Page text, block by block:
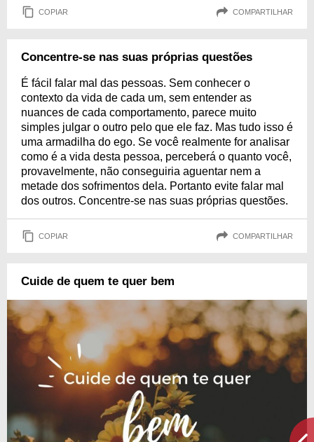
COPIAR COMPARTILHAR
Concentre-se nas suas próprias questões
É fácil falar mal das pessoas. Sem conhecer o
contexto da vida de cada um, sem entender as
nuances de cada comportamento, parece muito
simples julgar o outro pelo que ele faz. Mas tudo isso é
uma armadilha do ego. Se você realmente for analisar
como é a vida desta pessoa, perceberá o quanto você,
provavelmente, não conseguiria aguentar nem a
metade dos sofrimentos dela. Portanto evite falar mal
dos outros. Concentre-se nas suas próprias questões.
COPIAR COMPARTILHAR
Cuide de quem te quer bem